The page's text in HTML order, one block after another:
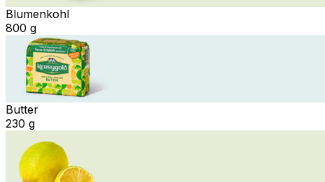
Blumenkohl
800 g
Butter
230 g